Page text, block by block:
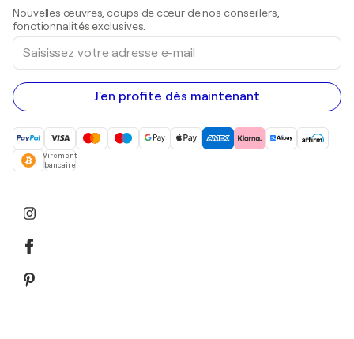
Peintures acryliques
Nouvelles œuvres, coups de cœur de nos conseillers,
fonctionnalités exclusives.
Saisissez
votre
adresse
e-
mail
J'en profite dès maintenant
Virement
bancaire